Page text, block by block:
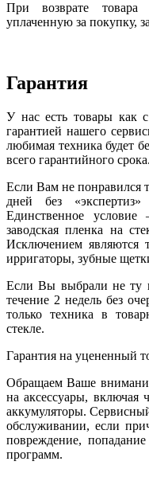
При возврате
уплаченную за покупку,
Гарантия
У нас есть товары как
гарантией нашего
любимая техника будет
всего гарантийного срока.
Если Вам не понравился
дней без
Единственное
заводская пленка на
Исключением являются
ирригаторы, зубные
Если Вы выбрали не ту
течение 2 недель без
только техника в
стекле.
Гарантия на уцененный
Обращаем Ваше
на аксессуары, включая
аккумуляторы.
обслуживании, если
повреждение,
программ.